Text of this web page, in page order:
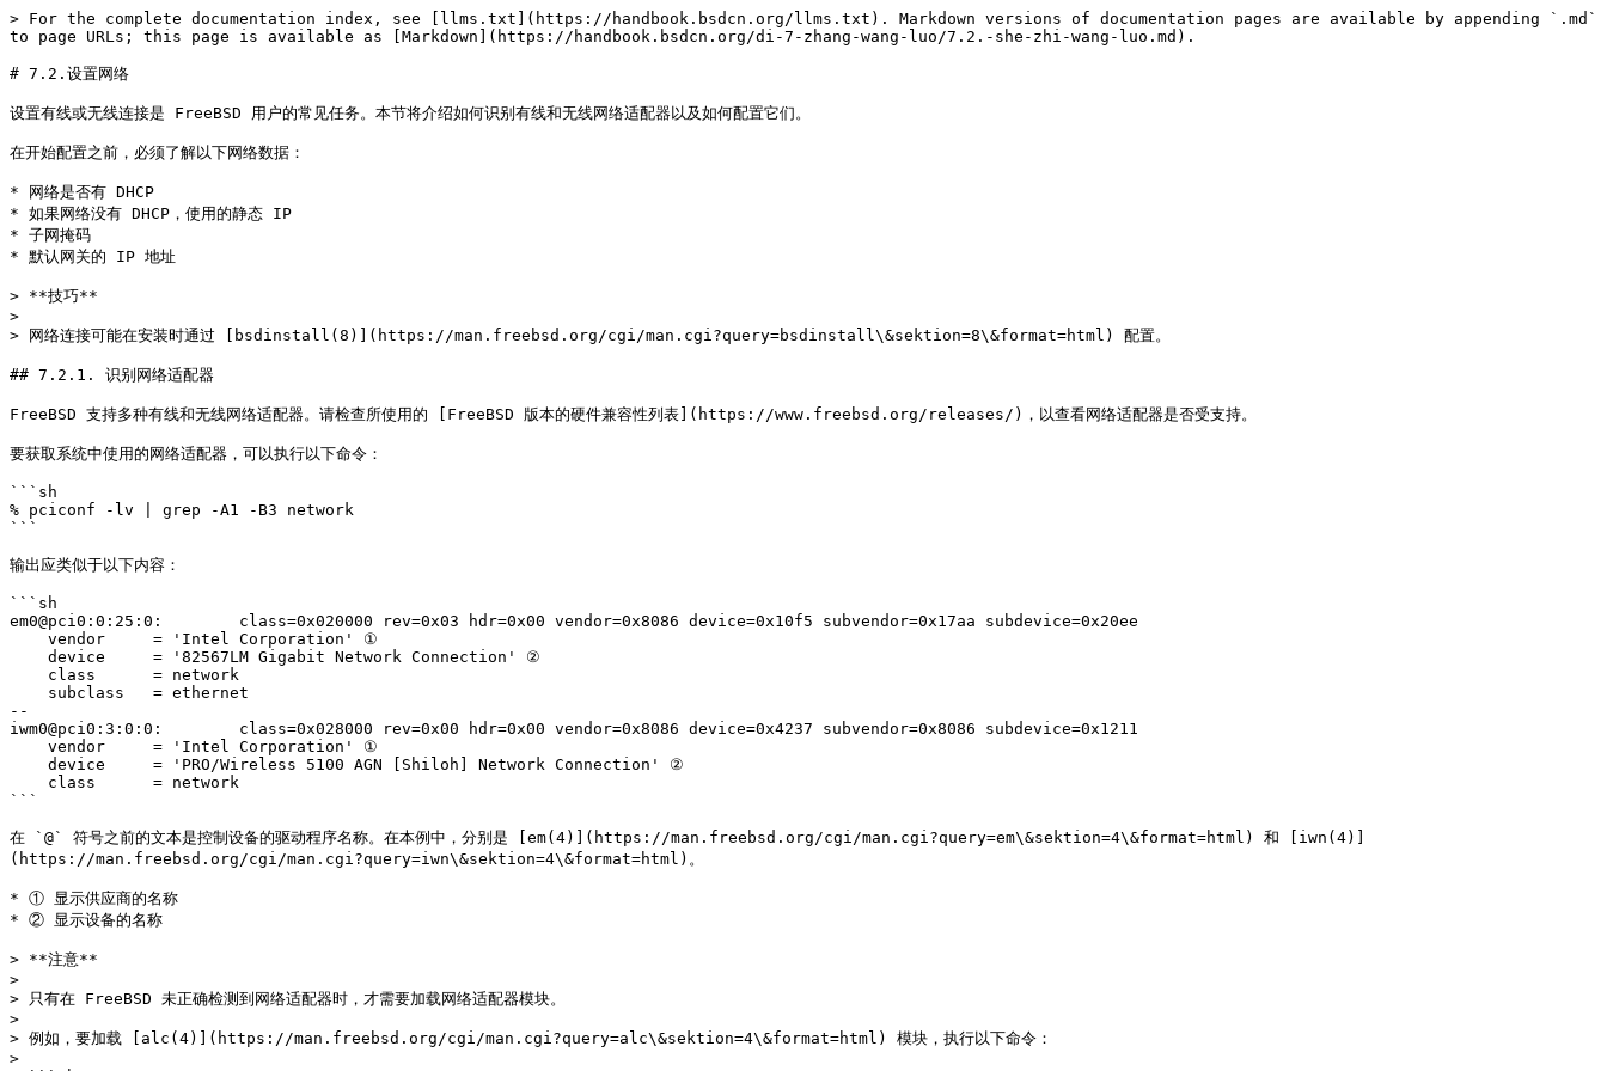
> For the complete documentation index, see [llms.txt](https://handbook.bsdcn.org/llms.txt). Markdown versions of documentation pages are available by appending `.md`
to page URLs; this page is available as [Markdown](https://handbook.bsdcn.org/di-7-zhang-wang-luo/7.2.-she-zhi-wang-luo.md).
# 7.2.设置网络
设置有线或无线连接是 FreeBSD 用户的常见任务。本节将介绍如何识别有线和无线网络适配器以及如何配置它们。
在开始配置之前，必须了解以下网络数据：
* 网络是否有 DHCP
* 如果网络没有 DHCP，使用的静态 IP
* 子网掩码
* 默认网关的 IP 地址
> **技巧**
>
> 网络连接可能在安装时通过 [bsdinstall(8)](https://man.freebsd.org/cgi/man.cgi?query=bsdinstall\&sektion=8\&format=html) 配置。
## 7.2.1. 识别网络适配器
FreeBSD 支持多种有线和无线网络适配器。请检查所使用的 [FreeBSD 版本的硬件兼容性列表](https://www.freebsd.org/releases/)，以查看网络适配器是否受支持。
要获取系统中使用的网络适配器，可以执行以下命令：
```sh
% pciconf -lv | grep -A1 -B3 network
```
输出应类似于以下内容：
```sh
em0@pci0:0:25:0:        class=0x020000 rev=0x03 hdr=0x00 vendor=0x8086 device=0x10f5 subvendor=0x17aa subdevice=0x20ee
--
iwm0@pci0:3:0:0:        class=0x028000 rev=0x00 hdr=0x00 vendor=0x8086 device=0x4237 subvendor=0x8086 subdevice=0x1211
```
在 `@` 符号之前的文本是控制设备的驱动程序名称。在本例中，分别是 [em(4)](https://man.freebsd.org/cgi/man.cgi?query=em\&sektion=4\&format=html) 和 [iwn(4)]
(https://man.freebsd.org/cgi/man.cgi?query=iwn\&sektion=4\&format=html)。
* ① 显示供应商的名称
* ② 显示设备的名称
> **注意**
>
> 只有在 FreeBSD 未正确检测到网络适配器时，才需要加载网络适配器模块。
>
> 例如，要加载 [alc(4)](https://man.freebsd.org/cgi/man.cgi?query=alc\&sektion=4\&format=html) 模块，执行以下命令：
>